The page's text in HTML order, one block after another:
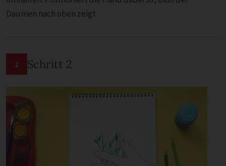
Daumen nach oben zeigt.
2 Schritt 2